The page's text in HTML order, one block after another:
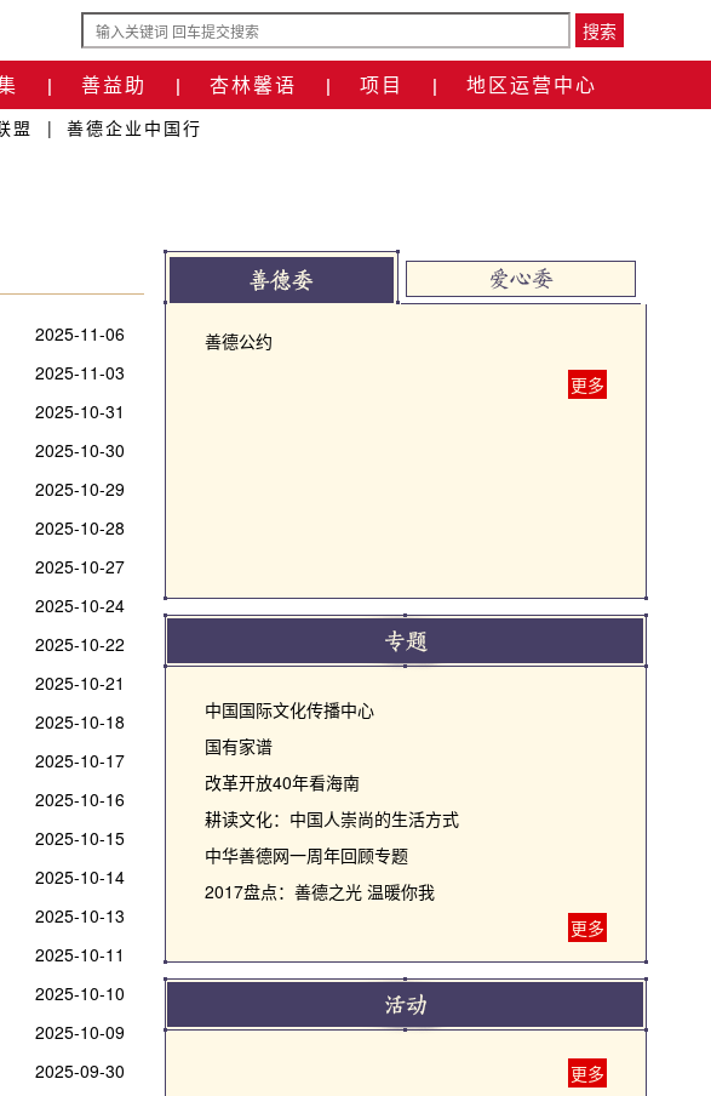
搜索
| 善益助 | 杏林馨语 | 项目 | 地区运营中心
盟 | 善德企业中国行
2025-11-06
2025-11-03
2025-10-31
2025-10-30
2025-10-29
2025-10-28
2025-10-27
2025-10-24
2025-10-22
2025-10-21
2025-10-18
2025-10-17
2025-10-16
2025-10-15
2025-10-14
2025-10-13
2025-10-11
2025-10-10
2025-10-09
2025-09-30
善德公约
更多
中国国际文化传播中心
国有家谱
改革开放40年看海南
耕读文化：中国人崇尚的生活方式
中华善德网一周年回顾专题
2017盘点：善德之光 温暖你我
更多
更多